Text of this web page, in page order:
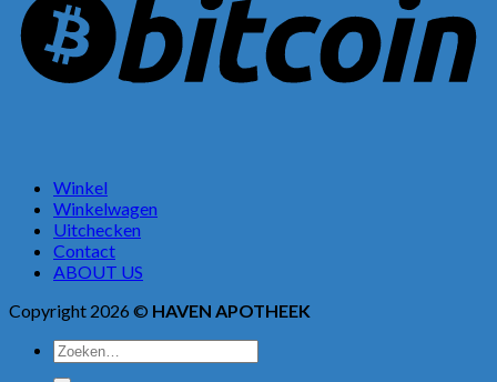
Winkel
Winkelwagen
Uitchecken
Contact
ABOUT US
Copyright 2026 © HAVEN APOTHEEK
Zoeken
naar: